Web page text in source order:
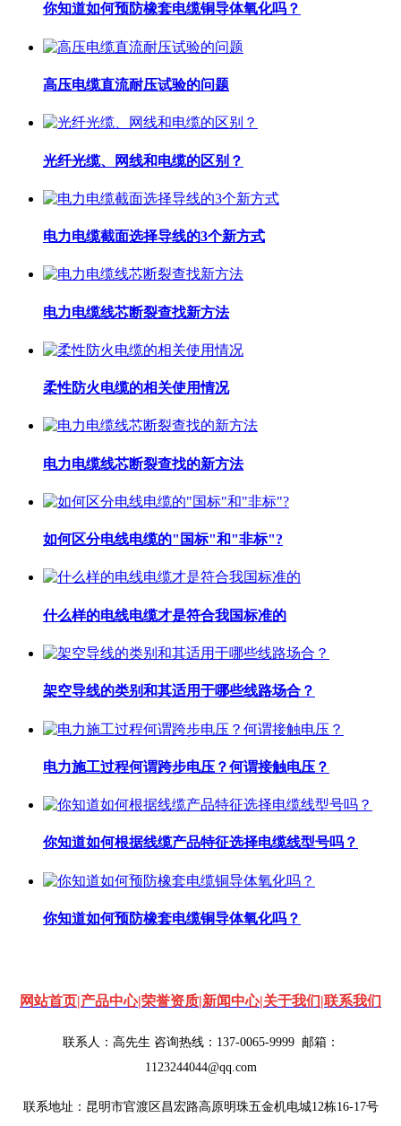
你知道如何预防橡套电缆铜导体氧化吗？
高压电缆直流耐压试验的问题
光纤光缆、网线和电缆的区别？
电力电缆截面选择导线的3个新方式
电力电缆线芯断裂查找新方法
柔性防火电缆的相关使用情况
电力电缆线芯断裂查找的新方法
如何区分电线电缆的"国标"和"非标"?
什么样的电线电缆才是符合我国标准的
架空导线的类别和其适用于哪些线路场合？
电力施工过程何谓跨步电压？何谓接触电压？
你知道如何根据线缆产品特征选择电缆线型号吗？
你知道如何预防橡套电缆铜导体氧化吗？
网站首页|产品中心|荣誉资质|新闻中心|关于我们|联系我们
联系人：高先生 咨询热线：137-0065-9999 邮箱：
1123244044@qq.com
联系地址：昆明市官渡区昌宏路高原明珠五金机电城12栋16-17号